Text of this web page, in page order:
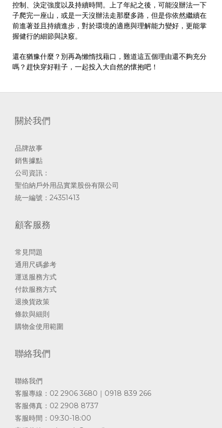
控制、決定強度以及持續時間。上了年紀之後，可能沒辦法一下
子爬完一座山，或是一天沒辦法走那麼多路，但是你依然繼續在
前進著並且持續進步，對於環境的適應與理解能力變好，更能掌
握健行的細節與訣竅。
還在猶豫什麼？別再為懶惰找藉口，難道這五個理由還不夠充分
嗎？趕快穿好鞋子，一起投入大自然的懷抱吧！
關於我們
品牌故事
銷售據點
公司資訊：
聖伯納戶外用品實業股份有限公司
統一編號：24351413
顧客服務
常見問題
通用尺碼參考
運送服務方式
付款服務方式
退換貨政策
條款與細則
購物金使用範圍
聯絡我們
聯絡我們
客服專線：02 2906 3680｜0918 839 266
客服傳真：02 2908 8737
客服時間：09:30-18:00